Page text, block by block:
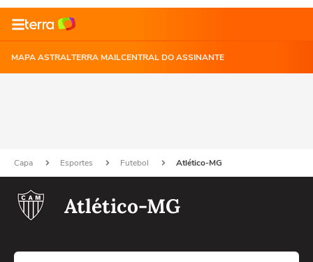
MAPA ASTRALTERRA MAILCENTRAL DO ASSINANTE
Capa Esportes Futebol Atlético-MG
Atlético-MG